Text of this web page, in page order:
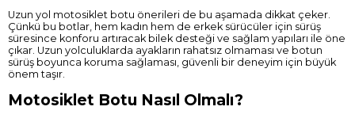
Uzun yol motosiklet botu önerileri de bu aşamada dikkat çeker.
Çünkü bu botlar, hem kadın hem de erkek sürücüler için sürüş
süresince konforu artıracak bilek desteği ve sağlam yapıları ile öne
çıkar. Uzun yolculuklarda ayakların rahatsız olmaması ve botun
sürüş boyunca koruma sağlaması, güvenli bir deneyim için büyük
önem taşır.
Motosiklet Botu Nasıl Olmalı?